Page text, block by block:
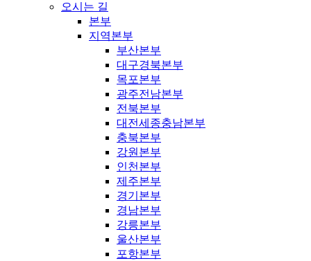
오시는 길
본부
지역본부
부산본부
대구경북본부
목포본부
광주전남본부
전북본부
대전세종충남본부
충북본부
강원본부
인천본부
제주본부
경기본부
경남본부
강릉본부
울산본부
포항본부